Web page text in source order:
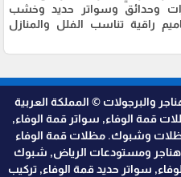
وحدائق وسواتر حديد وخشب
راقية تناسب الفلل والمنازل
والبرجولات © المملكة العربية
- الرياض 0552742712 |مظلات قمة الوفاء, سواتر قمة الوفاء,
وشبوك. مظلات قمة الوفاء
هناجر ومستودعات الرياض, شبوك
سواتر حديد قمة الوفاء, تركيب